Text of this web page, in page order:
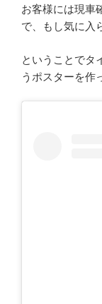
お客様には現車
で、もし気に入
ということでタ
うポスターを作